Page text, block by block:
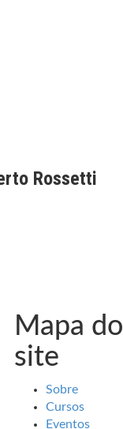
Rossetti
Mapa do
site
Sobre
Cursos
Eventos